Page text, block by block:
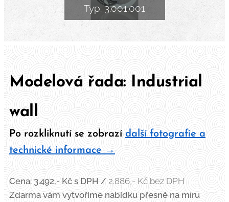
Typ: 3.001.001
Modelová řada: Industrial
wall
Po rozkliknutí se zobrazí další fotografie a
technické informace →
Cena: 3.492,- Kč s DPH / 2.886,- Kč bez DPH
Zdarma vám vytvoříme nabídku přesně na míru